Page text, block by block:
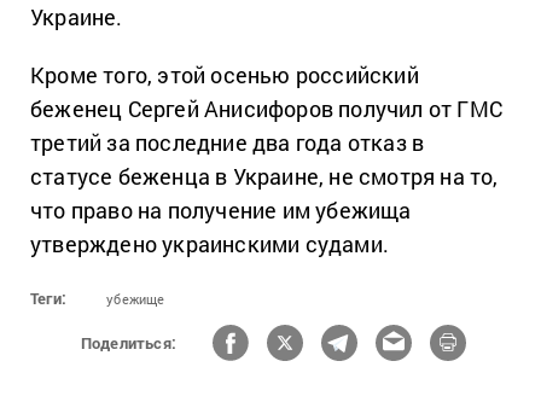
Украине.
Кроме того, этой осенью российский
беженец Сергей Анисифоров получил от ГМС
третий за последние два года отказ в
статусе беженца в Украине, не смотря на то,
что право на получение им убежища
утверждено украинскими судами.
Теги: убежище
Поделиться: